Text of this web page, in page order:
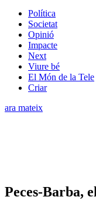
Política
Societat
Opinió
Impacte
Next
Viure bé
El Món de la Tele
Criar
ara mateix
Peces-Barba,